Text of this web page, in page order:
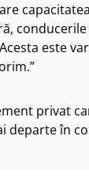
este
privat
departe în